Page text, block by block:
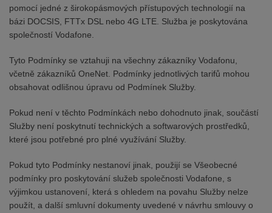
pomocí jedné z širokopásmových přístupových technologií na
bázi DOCSIS, FTTx DSL nebo 4G LTE. Služba je poskytována
společností Vodafone.
Tyto Podmínky se vztahuji na všechny zákazníky Vodafonu,
včetně zákazníků OneNet. Podmínky jednotlivých tarifů mohou
obsahovat odlišnou úpravu od Podmínek Služby.
Pokud není v těchto Podmínkách nebo dohodnuto jinak, součástí
Služby není poskytnutí technických a softwarových prostředků,
které jsou potřebné pro plné využívání Služby.
Pokud tyto Podmínky nestanoví jinak, použijí se Všeobecné
podmínky pro poskytování služeb společnosti Vodafone, s
výjimkou ustanovení, která s ohledem na povahu Služby nelze
použít, a další smluvní dokumenty uvedené v návrhu smlouvy o